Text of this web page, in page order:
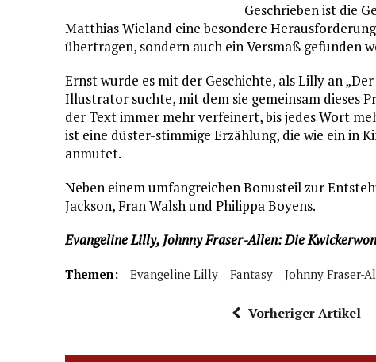
Geschrieben ist die
Matthias Wieland eine besondere
übertragen, sondern auch ein Versmaß gefunden
Ernst wurde es mit der Geschichte, als Lilly an
Illustrator suchte, mit dem sie gemeinsam dieses
der Text immer mehr verfeinert, bis jedes Wort
ist eine düster-stimmige Erzählung, die wie ein in
anmutet.
Neben einem umfangreichen Bonusteil zur
Jackson, Fran Walsh und Philippa Boyens.
Evangeline Lilly, Johnny Fraser-Allen: Die
Themen: Evangeline Lilly Fantasy Johnny Fraser-
Vorheriger Artikel